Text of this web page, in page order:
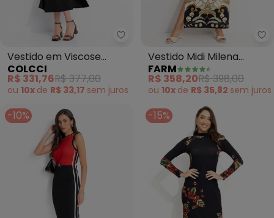
Colcci - Vestido em Viscose
Vestido em Viscose
(Preto)
COLCCI
R$ 331,76R$ 377,00
ou 10x de R$ 33,17 sem juros
Vestido Midi Milena
(Preto)
FARM
R$ 358,20R$ 398,00
ou 10x de R$ 35,82 sem juros
-10% -15%